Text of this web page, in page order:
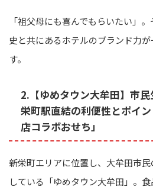
「祖父母にも喜んでもらいたい」
史と共にあるホテルのブランド力
す。
2.【ゆめタウン大牟田】市
栄町駅直結の利便性とポイ
店コラボおせち」
新栄町エリアに位置し、大牟田市
している「ゆめタウン大牟田」。